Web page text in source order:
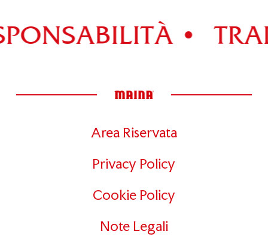
•
Area Riservata
Privacy Policy
Cookie Policy
Note Legali